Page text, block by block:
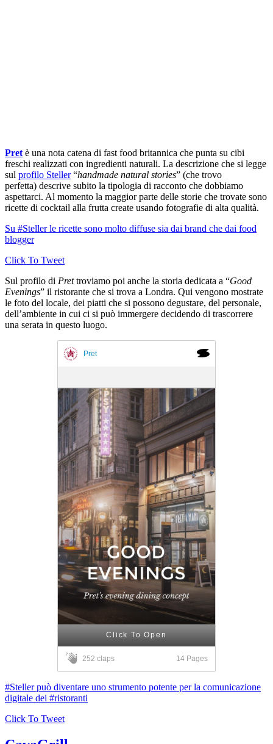
Pret è una nota catena di fast food britannica che punta su cibi
freschi realizzati con ingredienti naturali. La descrizione che si legge
sul profilo Steller“handmade natural stories” (che trovo
perfetta) descrive subito la tipologia di racconto che dobbiamo
aspettarci. Al momento la maggior parte delle storie che trovate sono
ricette di cocktail alla frutta create usando fotografie di alta qualità.
Su #Steller le ricette sono molto diffuse sia dai brand che dai food
blogger
Click To Tweet
Sul profilo di Prettroviamo poi anche la storia dedicata a “Good
Evenings” il ristorante che si trova a Londra. Qui vengono mostrate
le foto del locale, dei piatti che si possono degustare, del personale,
dell’ambiente in cui ci si può immergere decidendo di trascorrere
una serata in questo luogo.
Pret
Click To Open
252 claps 14 Pages
#Steller può diventare uno strumento potente per la comunicazione
digitale dei #ristoranti
Click To Tweet